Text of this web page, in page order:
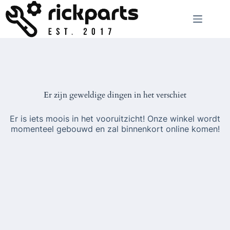
naar
de
inhoud
Er zijn geweldige dingen in het verschiet
Er is iets moois in het vooruitzicht! Onze winkel wordt
momenteel gebouwd en zal binnenkort online komen!